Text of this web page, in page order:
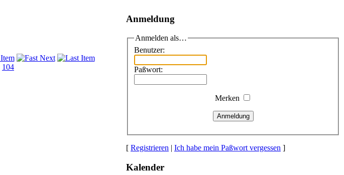
104
Anmeldung
Anmelden als…
Benutzer:
Paßwort:
Merken
Anmeldung
[ Registrieren | Ich habe mein Paßwort vergessen ]
Kalender